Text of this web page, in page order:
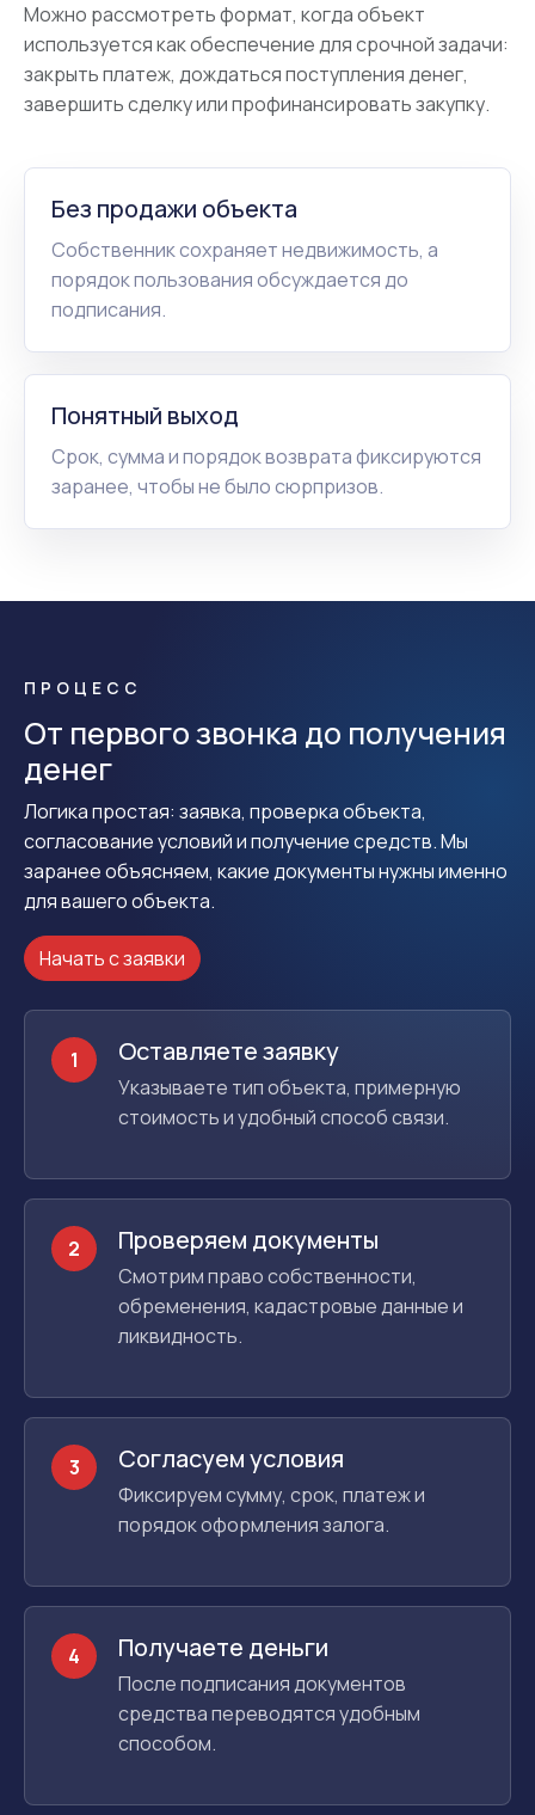
Можно рассмотреть формат, когда объект
используется как обеспечение для срочной задачи:
закрыть платеж, дождаться поступления денег,
завершить сделку или профинансировать закупку.
Без продажи объекта
Собственник сохраняет недвижимость, а
порядок пользования обсуждается до
подписания.
Понятный выход
Срок, сумма и порядок возврата фиксируются
заранее, чтобы не было сюрпризов.
ПРОЦЕСС
От первого звонка до получения
денег
Логика простая: заявка, проверка объекта,
согласование условий и получение средств. Мы
заранее объясняем, какие документы нужны именно
для вашего объекта.
Начать с заявки
1 Оставляете заявку
Указываете тип объекта, примерную
стоимость и удобный способ связи.
2 Проверяем документы
Смотрим право собственности,
обременения, кадастровые данные и
ликвидность.
3 Согласуем условия
Фиксируем сумму, срок, платеж и
порядок оформления залога.
4 Получаете деньги
После подписания документов
средства переводятся удобным
способом.